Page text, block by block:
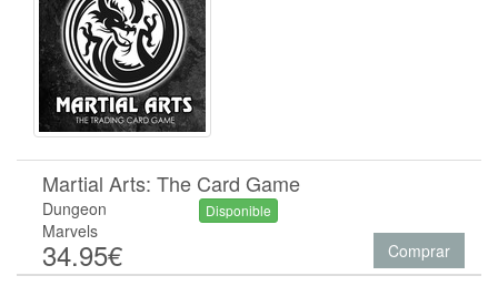
Martial Arts: The Card Game
Dungeon
Marvels
34.95€
Disponible
Comprar